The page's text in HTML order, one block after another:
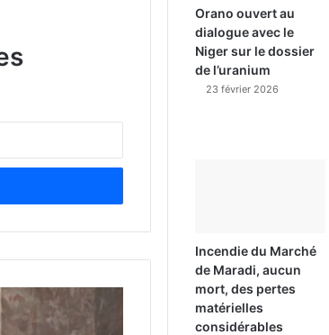
Orano ouvert au
dialogue avec le
Niger sur le dossier
de l’uranium
23 février 2026
Incendie du Marché
de Maradi, aucun
mort, des pertes
matérielles
considérables